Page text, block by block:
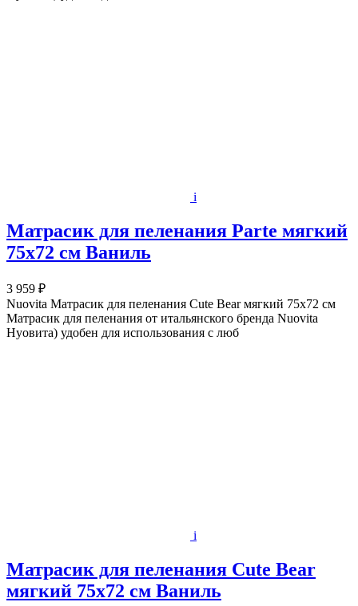
i
Матрасик для пеленания Parte мягкий
75х72 см Ваниль
3 959 ₽
Nuovita Матрасик для пеленания Cute Bear мягкий 75х72 см
Матрасик для пеленания от итальянского бренда Nuovita
Нуовита) удобен для использования с люб
i
Матрасик для пеленания Cute Bear
мягкий 75х72 см Ваниль